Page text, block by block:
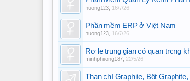
huong123 16/7/26
Phần mềm ERP ở Việt Nam
huong123 16/7/26
Rơ le trung gian có quan trọng
minhphuong187 22/5/26
Than chì Graphite, Bột